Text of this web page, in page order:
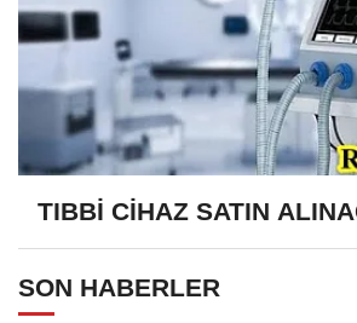
TIBBİ CİHAZ SATIN
SON HABERLER